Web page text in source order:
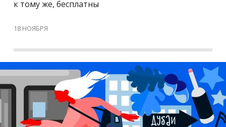
к тому же, бесплатны
18 НОЯБРЯ